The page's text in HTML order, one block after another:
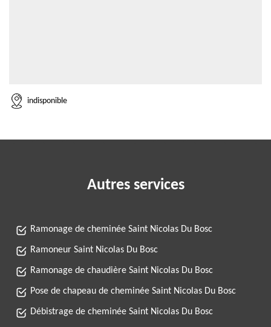
indisponible
Autres services
Ramonage de cheminée Saint Nicolas Du Bosc
Ramoneur Saint Nicolas Du Bosc
Ramonage de chaudière Saint Nicolas Du Bosc
Pose de chapeau de cheminée Saint Nicolas Du Bosc
Débistrage de cheminée Saint Nicolas Du Bosc